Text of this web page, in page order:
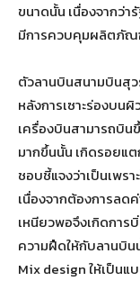
ขนาดนั้น เนื่องจากว่า
มีการควบคุมผลิตภัณ
ตัวลานบินสนามบินสุ
หลังการเซาะร่องบน
เครื่องบินสามารถบิ
มากขึ้นนั้น เกิดรอยแ
ชอบชี้แจงว่าเป็นเพร
เนื่องจากต้องการลด
เหนียวพอจึงเกิดการ
ความฝืดให้กับลานบิ
Mix design ให้เป็น